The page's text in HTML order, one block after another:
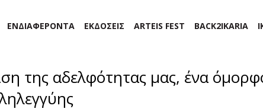
ΕΝΔΙΑΦΕΡΟΝΤΑ ΕΚΔΟΣΕΙΣ ARTEIS FEST BACK2IKARIA
της αδελφότητας μας, ένα